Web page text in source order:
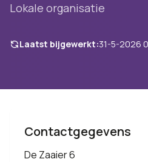
Lokale organisatie
Laatst bijgewerkt:31-5-2026
Contactgegevens
De Zaaier 6